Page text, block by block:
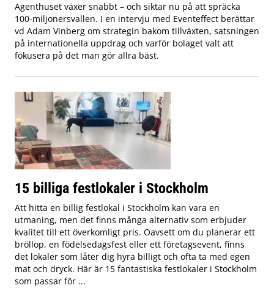
Agenthuset växer snabbt – och siktar nu på att spräcka
100-miljonersvallen. I en intervju med Eventeffect berättar
vd Adam Vinberg om strategin bakom tillväxten, satsningen
på internationella uppdrag och varför bolaget valt att
fokusera på det man gör allra bäst.
15 billiga festlokaler i Stockholm
Att hitta en billig festlokal i Stockholm kan vara en
utmaning, men det finns många alternativ som erbjuder
kvalitet till ett överkomligt pris. Oavsett om du planerar ett
bröllop, en födelsedagsfest eller ett företagsevent, finns
det lokaler som låter dig hyra billigt och ofta ta med egen
mat och dryck. Här är 15 fantastiska festlokaler i Stockholm
som passar för ...